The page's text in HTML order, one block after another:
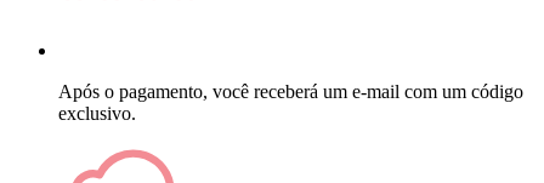
Após o pagamento, você receberá um e-mail com um código
exclusivo.